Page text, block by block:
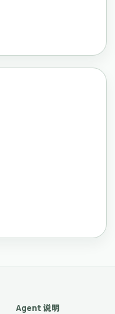
Agent 说明